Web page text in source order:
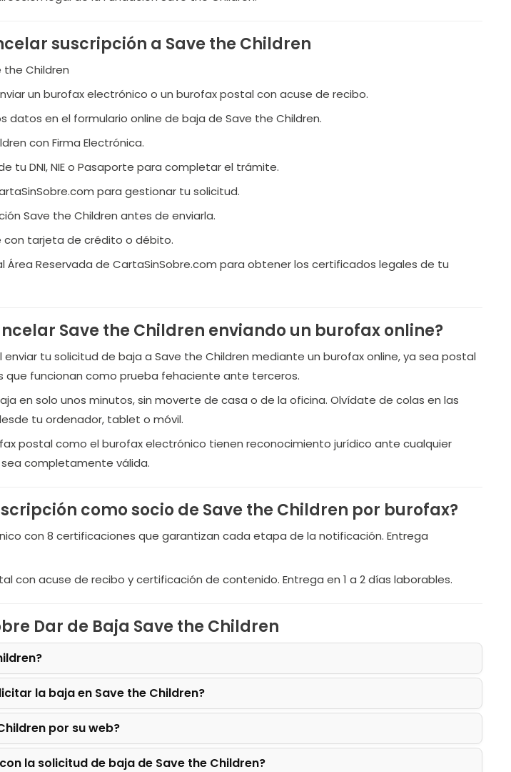
suscripción a Save the Children
the Children
un burofax electrónico o un burofax postal con acuse de recibo.
en el formulario online de baja de Save the Children.
con Firma Electrónica.
tu DNI, NIE o Pasaporte para completar el trámite.
para gestionar tu solicitud.
Save the Children antes de enviarla.
con tarjeta de crédito o débito.
Reservada de CartaSinSobre.com para obtener los certificados legales de tu
Save the Children enviando un burofax online?
enviar tu solicitud de baja a Save the Children mediante un burofax online, ya sea postal
funcionan como prueba fehaciente ante terceros.
en solo unos minutos, sin moverte de casa o de la oficina. Olvídate de colas en las
tu ordenador, tablet o móvil.
postal como el burofax electrónico tienen reconocimiento jurídico ante cualquier
completamente válida.
como socio de Save the Children por burofax?
con 8 certificaciones que garantizan cada etapa de la notificación. Entrega
con acuse de recibo y certificación de contenido. Entrega en 1 a 2 días laborables.
Dar de Baja Save the Children
la baja en Save the Children?
por su web?
la solicitud de baja de Save the Children?